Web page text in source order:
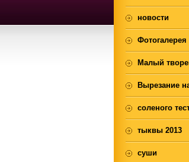
новости
Фотогалерея
Малый
Вырезание
соленого
тыквы 2013
суши